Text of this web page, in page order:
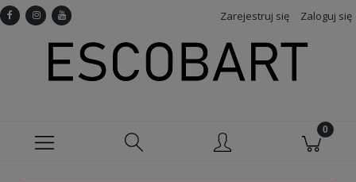
Zarejestruj się Zaloguj się